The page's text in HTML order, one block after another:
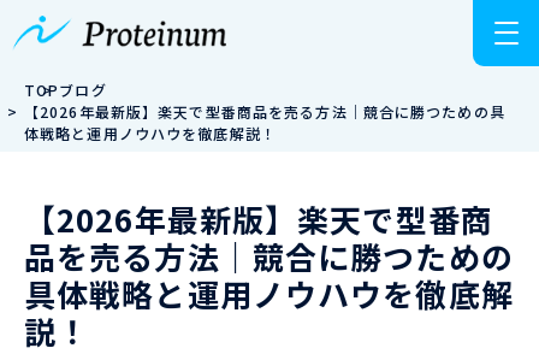
TOPブログ
【2026年最新版】楽天で型番商品を売る方法｜競合に勝つための具
体戦略と運用ノウハウを徹底解説！
【2026年最新版】楽天で型番商
品を売る方法｜競合に勝つための
具体戦略と運用ノウハウを徹底解
説！